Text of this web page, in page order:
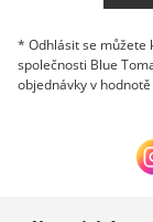
* Odhlásit se můžete
společnosti Blue
objednávky v